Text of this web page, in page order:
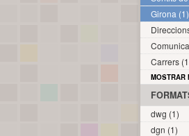
Girona (1)
Carrers
MOSTRAR
dwg (1)
dgn (1)